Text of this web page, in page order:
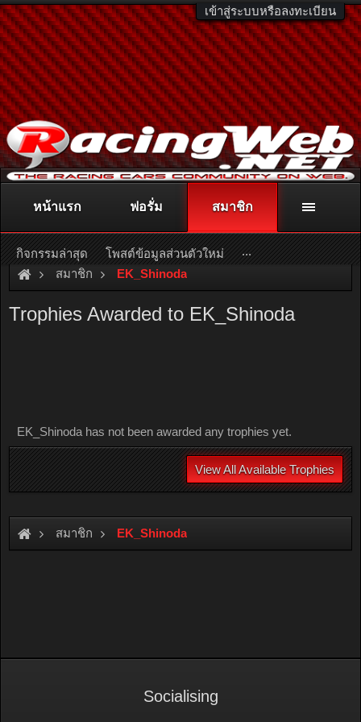
เข้าสู่ระบบหรือลงทะเบียน
ติดต่อลงโฆษณา racingweb@gmail.comหรือโทร. 081-811-1138
หรืออ่านรายละเอียดเพิ่มเติม คลิกที่นี่
สมาชิก EK_Shinoda
Trophies Awarded to EK_Shinoda
EK_Shinoda has not been awarded any trophies yet.
View All Available Trophies
สมาชิก EK_Shinoda
หน้าแรก ฟอรั่ม สมาชิก
กิจกรรมล่าสุด โพสต์ข้อมูลส่วนตัวใหม่ ...
Socialising